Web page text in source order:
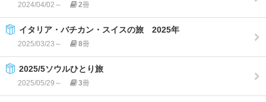
2024/04/02～ 2冊
イタリア・バチカン・スイスの旅 2025年
2025/03/23～ 8冊
2025/5ソウルひとり旅
2025/05/29～ 3冊